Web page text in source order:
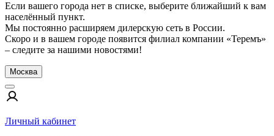
Если вашего города нет в списке, выберите ближайший к вам
населённый пункт.
Мы постоянно расширяем дилерскую сеть в России.
Скоро и в вашем городе появится филиал компании «Теремъ»
– следите за нашими новостями!
Москва
Личный кабинет